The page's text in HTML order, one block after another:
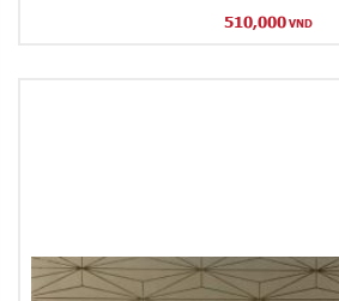
510,000 VND